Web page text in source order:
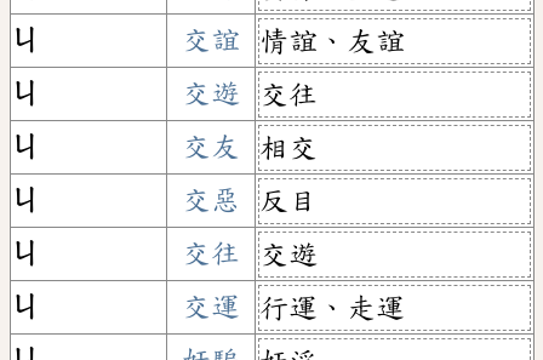
ㄐ
交誼
情誼、友誼
ㄐ
交遊
交往
ㄐ
交友
相交
ㄐ
交惡
反目
ㄐ
交往
交遊
ㄐ
交運
行運、走運